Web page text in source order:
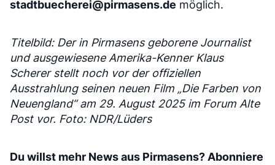
stadtbuecherei@pirmasens.de möglich.
Titelbild: Der in Pirmasens geborene Journalist
und ausgewiesene Amerika-Kenner Klaus
Scherer stellt noch vor der offiziellen
Ausstrahlung seinen neuen Film „Die Farben von
Neuengland“ am 29. August 2025 im Forum Alte
Post vor. Foto: NDR/Lüders
Du willst mehr News aus Pirmasens? Abonniere